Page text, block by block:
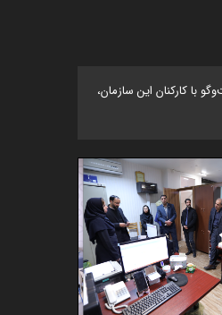
با کارکنان این سازمان،